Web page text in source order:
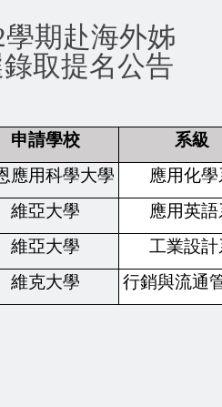
學期赴海外姊
錄取提名公告
申請學校
系級
應用科學大學
應用化學
維亞大學
應用英語
維亞大學
工業設計
維克大學 行銷與流通